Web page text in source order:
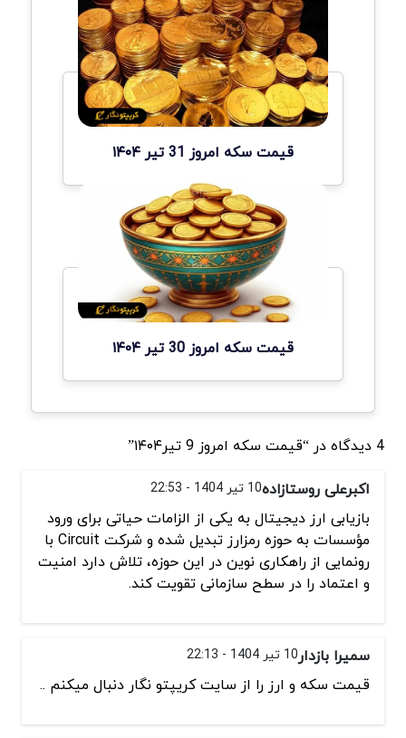
قیمت سکه امروز 31 تیر ۱۴۰۴
قیمت سکه امروز 30 تیر ۱۴۰۴
4 دیدگاه در “قیمت سکه امروز 9 تیر۱۴۰۴”
اکبرعلی روستازاده10 تیر 1404 - 22:53
بازیابی ارز دیجیتال به یکی از الزامات حیاتی برای ورود
مؤسسات به حوزه رمزارز تبدیل شده و شرکت Circuit با
رونمایی از راهکاری نوین در این حوزه، تلاش دارد امنیت
و اعتماد را در سطح سازمانی تقویت کند.
سمیرا بازدار10 تیر 1404 - 22:13
قیمت سکه و ارز را از سایت کریپتو نگار دنبال میکنم ..